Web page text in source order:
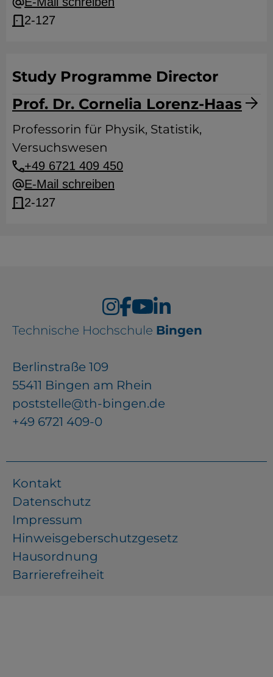
2-127
Prof. Dr. Cornelia Lorenz-Haas
Study Programme Director
Professorin für Physik, Statistik,
Versuchswesen
+49 6721 409 450
E-Mail schreiben
2-127
Technische Hochschule Bingen
Berlinstraße 109
55411 Bingen am Rhein
poststelle@th-bingen.de
+49 6721 409-0
Kontakt
Datenschutz
Impressum
Hinweisgeberschutzgesetz
Hausordnung
Barrierefreiheit